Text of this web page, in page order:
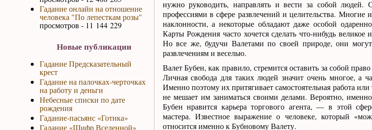
Гадание онлайн на отношение
человека "По лепесткам розы"
просмотров - 11 144 229
Новые публикации
Гадание Предсказательный
крест
Гадание на палочках-черточках
на работу и деньги
Небесные списки по дате
рождения
Гадание-пасьянс «Готика»
Гадание «Шифр Вселенной»
нужно руководить, направлять и вести за собой людей.
профессиями в сфере развлечений и целительства. Многие
наклонности, а некоторые обладают даже особой
Карты Рождения часто хочется сделать что-нибудь
Но все же, будучи Валетами по своей природе, они
развлечениям и веселью.
Валет Бубен, как правило, стремится оставить за собой
Личная свобода для таких людей значит очень многое, а
Именно поэтому их притягивает самостоятельная работа или
не мешает им заниматься своими делами. Вероятно,
Бубен нравится карьера торгового агента, — в этой
мастера. Известное выражение о человеке, который
относится именно к Бубновому Валету.